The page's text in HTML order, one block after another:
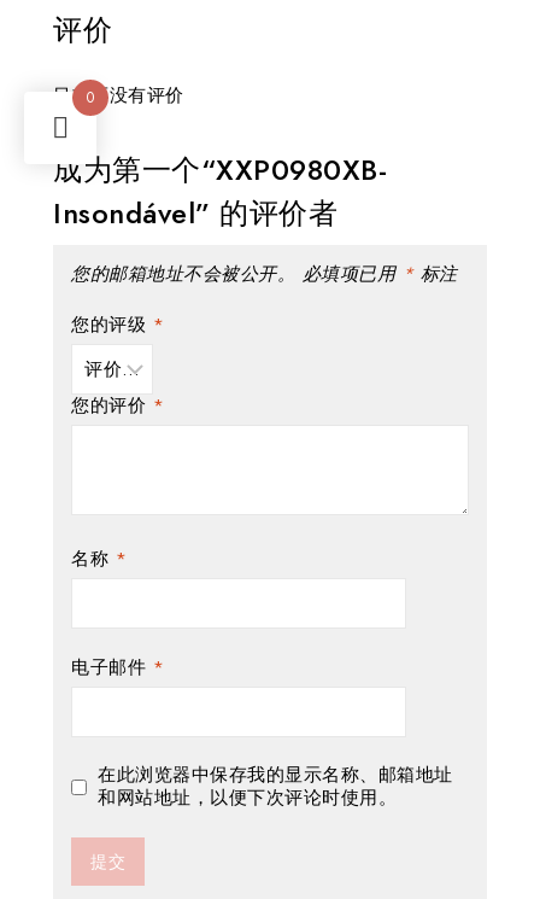
评价
目前还没有评价
成为第一个“XXP0980XB-
Insondável” 的评价者
您的邮箱地址不会被公开。 必填项已用 *标注
您的评级 *
您的评价 *
名称 *
电子邮件 *
在此浏览器中保存我的显示名称、邮箱地址
和网站地址，以便下次评论时使用。
0